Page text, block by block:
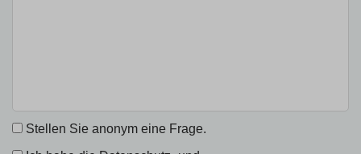
Stellen Sie anonym eine Frage.